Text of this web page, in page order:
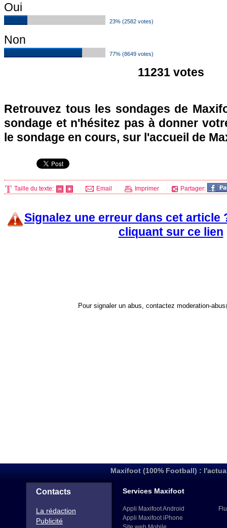
Oui
23% (2582 votes)
Non
77% (8649 votes)
11231 votes
Retrouvez tous les sondages de
sondage et n'hésitez pas à donner
le sondage en cours, sur l'accueil de
Taille du texte: Email Imprimer Partager:
Signalez une erreur dans cet article
cliquant sur ce lien
Pour signaler un abus, contactez moderation-
Maxifoot (100% Football) :
Contacts
La rédaction
Publicité
Services Maxifoot
Appli Maxifoot Android
Appli Maxifoot iPhone